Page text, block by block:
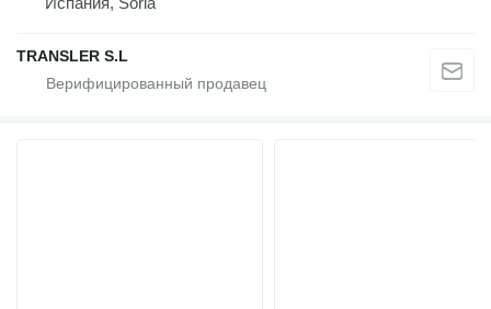
TRANSLER S.L